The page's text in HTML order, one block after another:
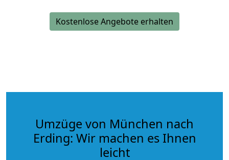
Kostenlose Angebote erhalten
Umzüge von München nach
Erding: Wir machen es Ihnen
leicht